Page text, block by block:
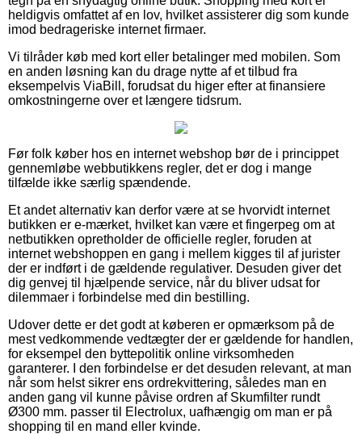
heldigvis omfattet af en lov, hvilket assisterer dig som kunde
imod bedrageriske internet firmaer.
Vi tilråder køb med kort eller betalinger med mobilen. Som
en anden løsning kan du drage nytte af et tilbud fra
eksempelvis ViaBill, forudsat du higer efter at finansiere
omkostningerne over et længere tidsrum.
Før folk køber hos en internet webshop bør de i princippet
gennemløbe webbutikkens regler, det er dog i mange
tilfælde ikke særlig spændende.
Et andet alternativ kan derfor være at se hvorvidt internet
butikken er e-mærket, hvilket kan være et fingerpeg om at
netbutikken opretholder de officielle regler, foruden at
internet webshoppen en gang i mellem kigges til af jurister
der er indført i de gældende regulativer. Desuden giver det
dig genvej til hjælpende service, når du bliver udsat for
dilemmaer i forbindelse med din bestilling.
Udover dette er det godt at køberen er opmærksom på de
mest vedkommende vedtægter der er gældende for handlen,
for eksempel den byttepolitik online virksomheden
garanterer. I den forbindelse er det desuden relevant, at man
når som helst sikrer ens ordrekvittering, således man en
anden gang vil kunne påvise ordren af Skumfilter rundt
Ø300 mm. passer til Electrolux, uafhængig om man er på
shopping til en mand eller kvinde.